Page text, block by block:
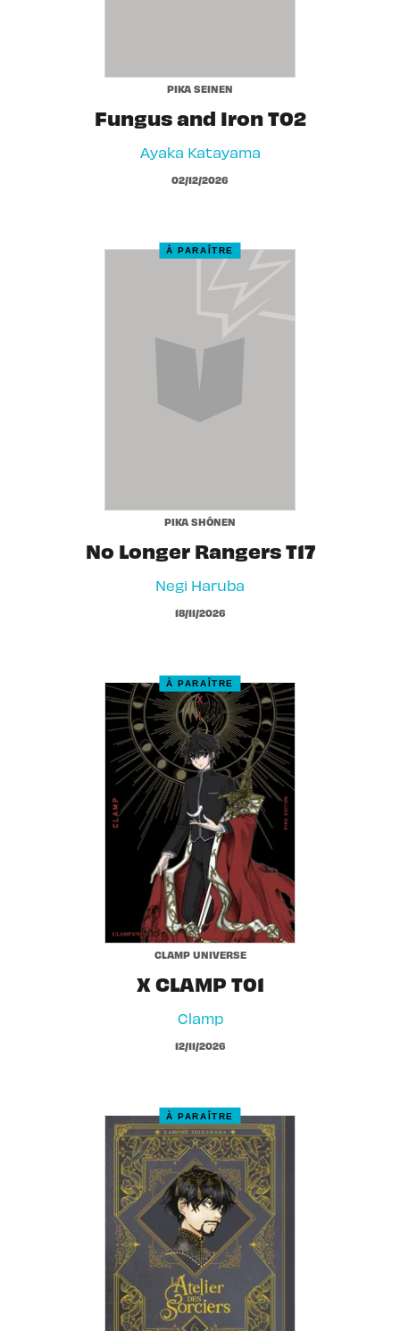
PIKA SEINEN
Fungus and Iron T02
Ayaka Katayama
02/12/2026
À PARAÎTRE
PIKA SHÔNEN
No Longer Rangers T17
Negi Haruba
18/11/2026
À PARAÎTRE
CLAMP UNIVERSE
X CLAMP T01
Clamp
12/11/2026
À PARAÎTRE